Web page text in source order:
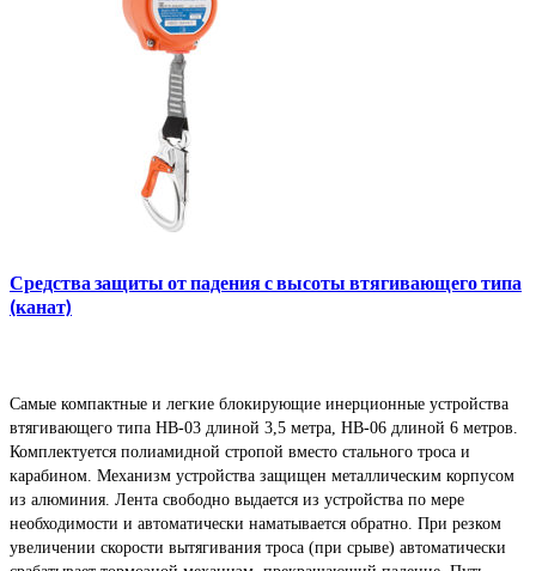
Средства защиты от падения с высоты втягивающего типа
(канат)
Самые компактные и легкие блокирующие инерционные устройства
втягивающего типа НВ-03 длиной 3,5 метра, НВ-06 длиной 6 метров.
Комплектуется полиамидной стропой вместо стального троса и
карабином. Механизм устройства защищен металлическим корпусом
из алюминия. Лента свободно выдается из устройства по мере
необходимости и автоматически наматывается обратно. При резком
увеличении скорости вытягивания троса (при срыве) автоматически